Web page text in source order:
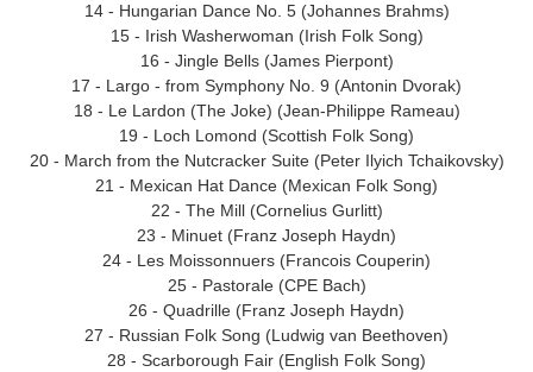
14 - Hungarian Dance No. 5 (Johannes Brahms)
15 - Irish Washerwoman (Irish Folk Song)
16 - Jingle Bells (James Pierpont)
17 - Largo - from Symphony No. 9 (Antonin Dvorak)
18 - Le Lardon (The Joke) (Jean-Philippe Rameau)
19 - Loch Lomond (Scottish Folk Song)
20 - March from the Nutcracker Suite (Peter Ilyich Tchaikovsky)
21 - Mexican Hat Dance (Mexican Folk Song)
22 - The Mill (Cornelius Gurlitt)
23 - Minuet (Franz Joseph Haydn)
24 - Les Moissonnuers (Francois Couperin)
25 - Pastorale (CPE Bach)
26 - Quadrille (Franz Joseph Haydn)
27 - Russian Folk Song (Ludwig van Beethoven)
28 - Scarborough Fair (English Folk Song)